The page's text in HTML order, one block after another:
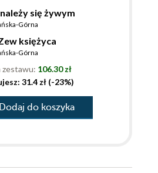
się żywym
Górna
księżyca
Górna
zestawu: 106.30 zł
31.4 zł (-23%)
Dodaj do koszyka